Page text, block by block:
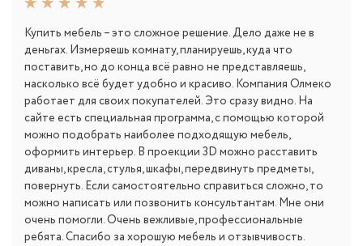
Купить мебель – это сложное решение. Дело даже не в
деньгах. Измеряешь комнату, планируешь, куда что
поставить, но до конца всё равно не представляешь,
насколько всё будет удобно и красиво. Компания Олмеко
работает для своих покупателей. Это сразу видно. На
сайте есть специальная программа, с помощью которой
можно подобрать наиболее подходящую мебель,
оформить интерьер. В проекции 3D можно расставить
диваны, кресла, стулья, шкафы, передвинуть предметы,
повернуть. Если самостоятельно справиться сложно, то
можно написать или позвонить консультантам. Мне они
очень помогли. Очень вежливые, профессиональные
ребята. Спасибо за хорошую мебель и отзывчивость.